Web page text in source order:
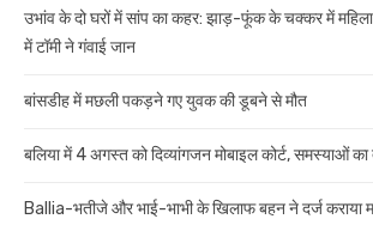
उभांव के दो घरों में सांप का कहर: झाड़-फूंक के चक्कर में महिला
में टॉमी ने गंवाई जान
बांसडीह में मछली पकड़ने गए युवक की डूबने से मौत
बलिया में 4 अगस्त को दिव्यांगजन मोबाइल कोर्ट, समस्याओं का
Ballia-भतीजे और भाई-भाभी के खिलाफ बहन ने दर्ज कराया